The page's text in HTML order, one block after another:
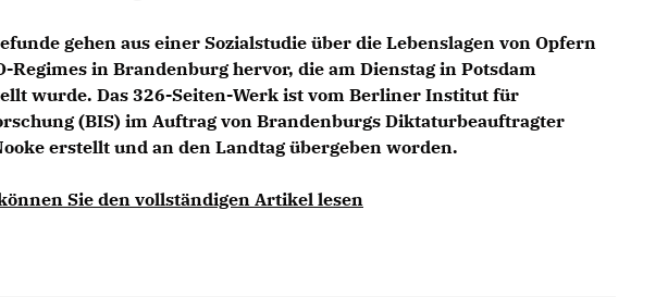
gehen aus einer Sozialstudie über die Lebenslagen von Opfern
Regimes in Brandenburg hervor, die am Dienstag in Potsdam
wurde. Das 326-Seiten-Werk ist vom Berliner Institut für
(BIS) im Auftrag von Brandenburgs Diktaturbeauftragter
erstellt und an den Landtag übergeben worden.
Sie den vollständigen Artikel lesen